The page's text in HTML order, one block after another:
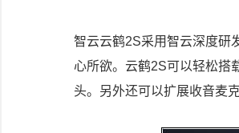
智云云鹤2S采用智云深度研
心所欲。云鹤2S可以轻松搭
头。另外还可以扩展收音麦